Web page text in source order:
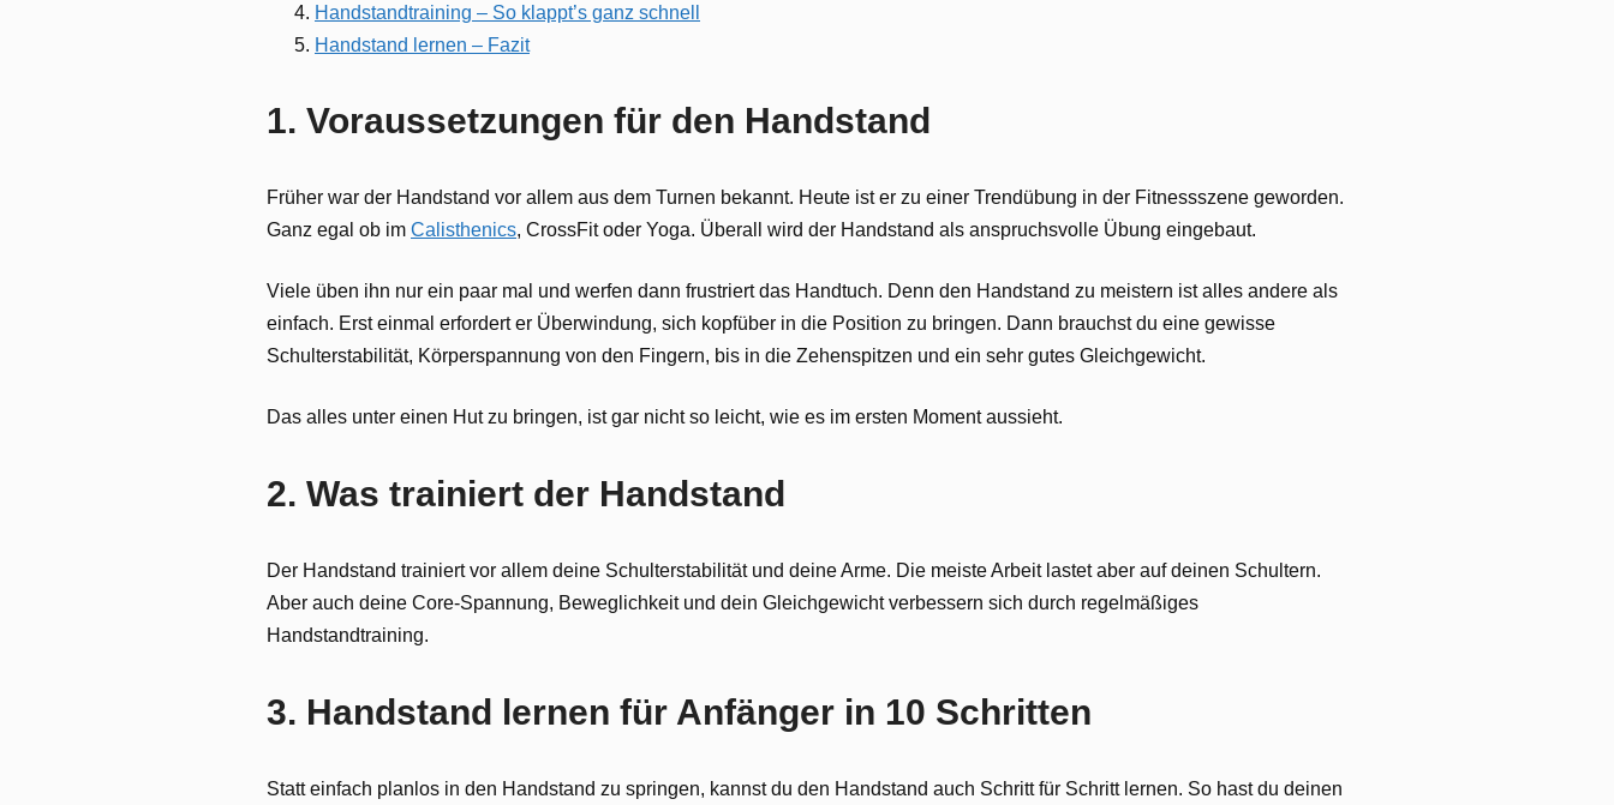
Handstandtraining – So klappt’s ganz schnell
Handstand lernen – Fazit
1. Voraussetzungen für den Handstand
Früher war der Handstand vor allem aus dem Turnen bekannt. Heute ist er zu einer Trendübung in der Fitnessszene geworden.
Ganz egal ob im Calisthenics, CrossFit oder Yoga. Überall wird der Handstand als anspruchsvolle Übung eingebaut.
Viele üben ihn nur ein paar mal und werfen dann frustriert das Handtuch. Denn den Handstand zu meistern ist alles andere als
einfach. Erst einmal erfordert er Überwindung, sich kopfüber in die Position zu bringen. Dann brauchst du eine gewisse
Schulterstabilität, Körperspannung von den Fingern, bis in die Zehenspitzen und ein sehr gutes Gleichgewicht.
Das alles unter einen Hut zu bringen, ist gar nicht so leicht, wie es im ersten Moment aussieht.
2. Was trainiert der Handstand
Der Handstand trainiert vor allem deine Schulterstabilität und deine Arme. Die meiste Arbeit lastet aber auf deinen Schultern.
Aber auch deine Core-Spannung, Beweglichkeit und dein Gleichgewicht verbessern sich durch regelmäßiges
Handstandtraining.
3. Handstand lernen für Anfänger in 10 Schritten
Statt einfach planlos in den Handstand zu springen, kannst du den Handstand auch Schritt für Schritt lernen. So hast du deinen